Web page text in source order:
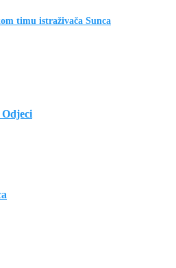
timu istraživača Sunca